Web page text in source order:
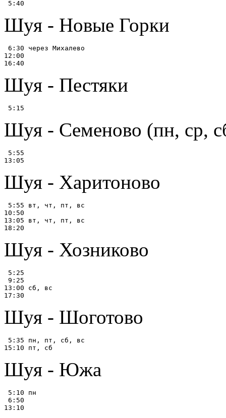
Шуя - Новые Горки
6:30 через Михалево
12:00
Шуя - Пестяки
Шуя - Семеново (пн, ср,
5:55
Шуя - Харитоново
5:55 вт, чт, пт, вс
10:50
13:05 вт, чт, пт, вс
Шуя - Хозниково
5:25
9:25
13:00 сб, вс
Шуя - Шоготово
5:35 пн, пт, сб, вс
Шуя - Южа
5:10 пн
6:50